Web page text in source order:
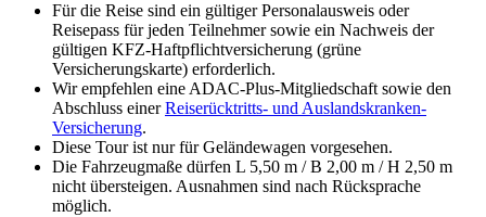
Für die Reise sind ein gültiger Personalausweis oder
Reisepass für jeden Teilnehmer sowie ein Nachweis der
gültigen KFZ-Haftpflichtversicherung (grüne
Versicherungskarte) erforderlich.
Wir empfehlen eine ADAC-Plus-Mitgliedschaft sowie den
Abschluss einerReiserücktritts- und Auslandskranken-
Versicherung.
Diese Tour ist nur für Geländewagen vorgesehen.
Die Fahrzeugmaße dürfen L 5,50 m / B 2,00 m / H 2,50 m
nicht übersteigen. Ausnahmen sind nach Rücksprache
möglich.